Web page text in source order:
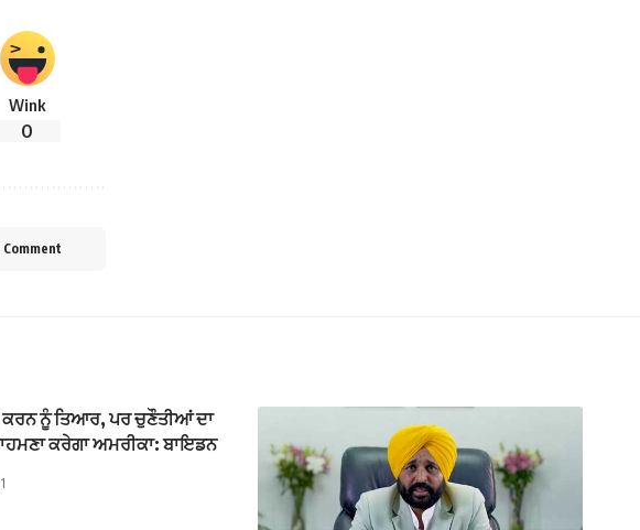
Wink
0
ਕਰਨ ਨੂੰ ਤਿਆਰ, ਪਰ ਚੁਣੌਤੀਆਂ ਦਾ
ਕਰੇਗਾ ਅਮਰੀਕਾ: ਬਾਇਡਨ